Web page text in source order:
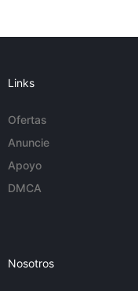
Links
Ofertas
Anuncie
Apoyo
DMCA
Nosotros